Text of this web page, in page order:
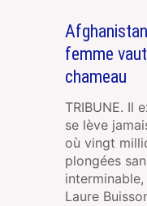
femme
chameau
TRIBUNE. Il
se lève
où vingt
plongées
Laure